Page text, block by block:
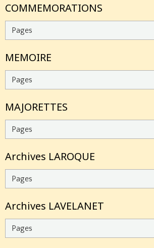
COMMEMORATIONS
MEMOIRE
MAJORETTES
Archives LAROQUE
Archives LAVELANET